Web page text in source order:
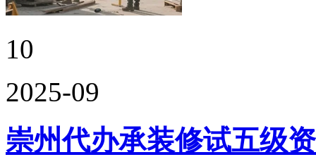
10
2025-09
崇州代办承装修试五级